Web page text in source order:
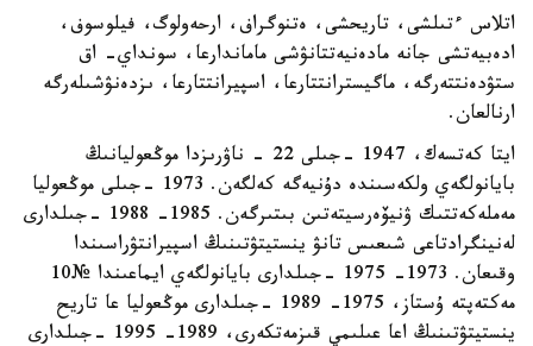
اتلاس ءتىلشى، تاريحشى، ەتنوگراف، ارحەولوگ، فيلوسوف،
ادەبيەتشى جانە مادەنيەتتانۋشى ماماندارعا، سونداي- اق
ستۋدەنتتەرگە، ماگيسترانتتارعا، اسپيرانتتارعا، ىزدەنۋشىلەرگە
ارنالعان.
ايتا كەتسەك، 1947 -جىلى 22 - ناۋرىزدا موڭعوليانىڭ
بايانولگەي ولكەسىندە دۇنيەگە كەلگەن. 1973 -جىلى موڭعوليا
مەملەكەتتىك ۋنيۆەرسيتەتىن بىتىرگەن. 1985- 1988 -جىلدارى
لەنينگرادتاعى شىعىس تانۋ ينستيتۋتىنىڭ اسپيرانتۋراسىندا
وقىعان. 1973- 1975 -جىلدارى بايانولگەي ايماعىندا №10
مەكتەپتە ۇستاز، 1975- 1989 -جىلدارى موڭعوليا عا تاريح
ينستيتۋتىنىڭ اعا عىلىمي قىزمەتكەرى، 1989- 1995 -جىلدارى